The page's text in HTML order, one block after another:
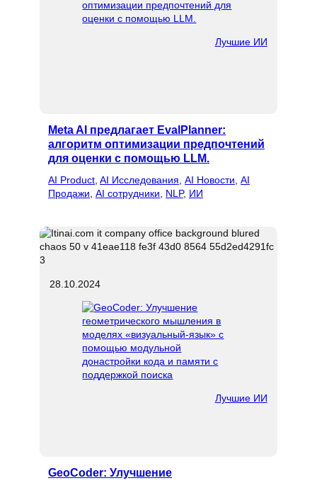
Лучшие ИИ
Meta AI предлагает EvalPlanner:
алгоритм оптимизации предпочтений
для оценки с помощью LLM.
AI Product AI Исследования AI Новости AI
Продажи AI сотрудники NLP, ИИ
28.10.2024
Лучшие ИИ
GeoCoder: Улучшение